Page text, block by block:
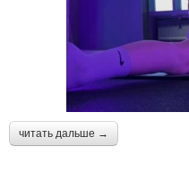
читать дальше →